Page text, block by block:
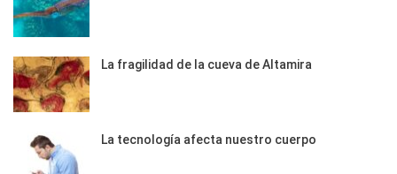
La fragilidad de la cueva de Altamira
La tecnología afecta nuestro cuerpo